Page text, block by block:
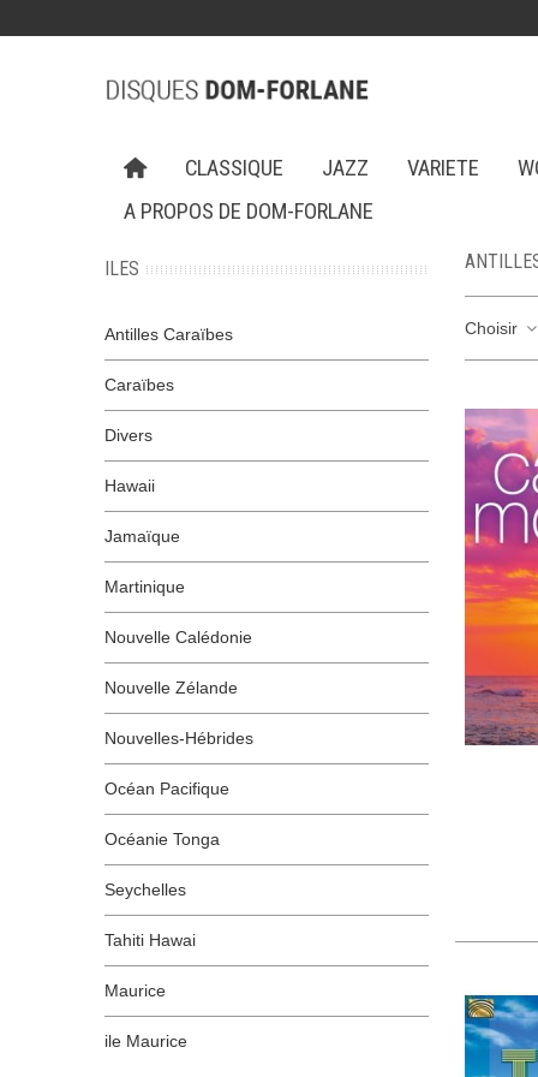
CLASSIQUE JAZZ VARIETE
A PROPOS DE DOM-FORLANE
ILES
Antilles Caraïbes
Caraïbes
Divers
Hawaii
Jamaïque
Martinique
Nouvelle Calédonie
Nouvelle Zélande
Nouvelles-Hébrides
Océan Pacifique
Océanie Tonga
Seychelles
Tahiti Hawai
Maurice
ile Maurice
Choisir